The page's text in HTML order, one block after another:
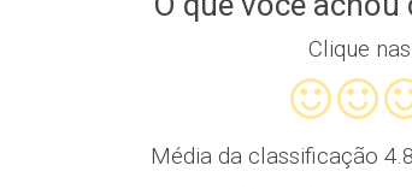
Clique
Média da classificação 4.8